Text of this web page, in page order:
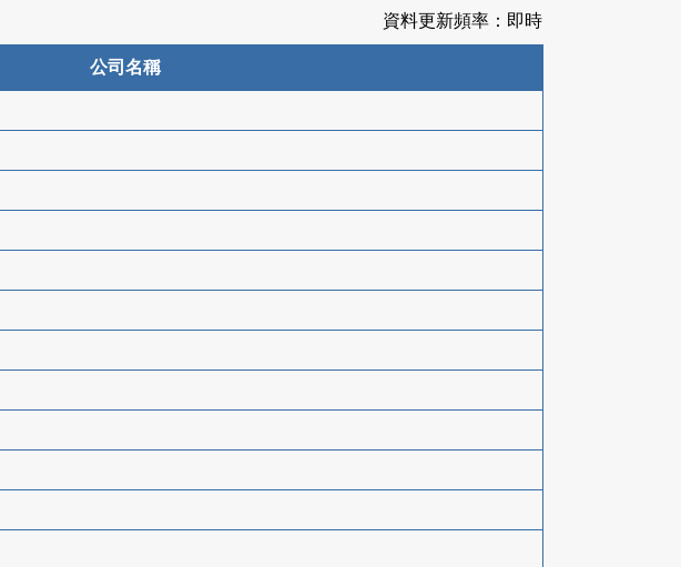
資料更新頻率：即時
公司名稱